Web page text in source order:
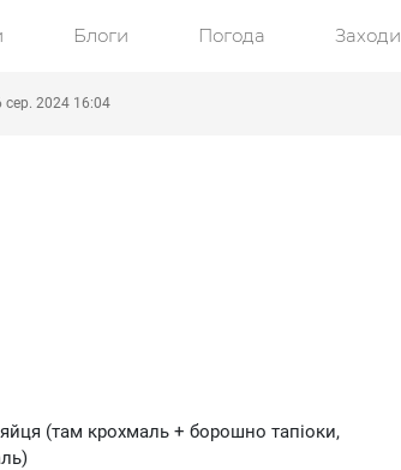
Блоги Погода Заходи
сер. 2024 16:04
(там крохмаль + борошно тапіоки,